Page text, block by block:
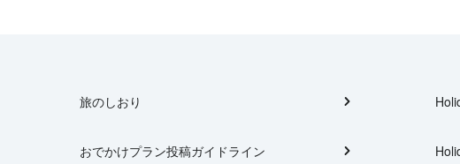
旅のしおり
おでかけプラン投稿ガイドライン